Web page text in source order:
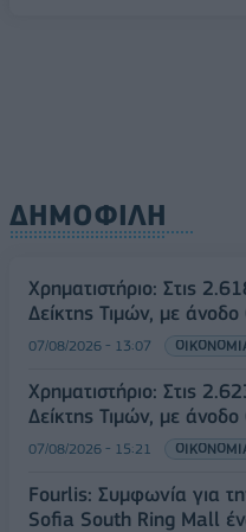
ΔΗΜΟΦΙΛΗ
Χρηματιστήριο: Στις
Δείκτης Τιμών, με
07/08/2026 - 13:07
Χρηματιστήριο: Στις
Δείκτης Τιμών, με
07/08/2026 - 15:21
Fourlis: Συμφωνία για
Sofia South Ring Mall